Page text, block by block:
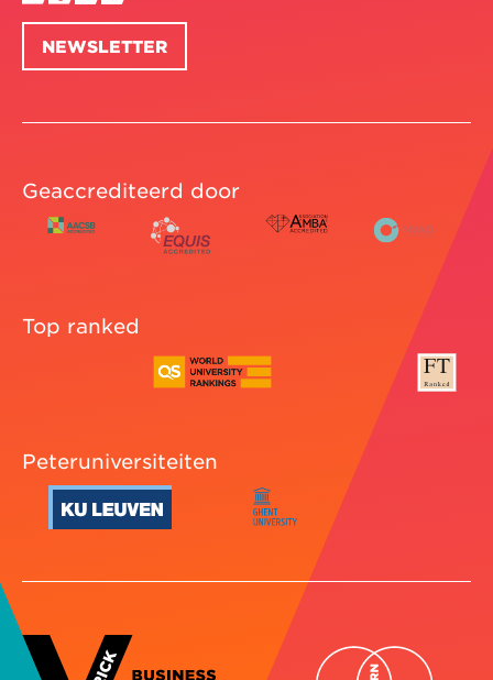
NEWSLETTER
Geaccrediteerd door
Top ranked
Peteruniversiteiten